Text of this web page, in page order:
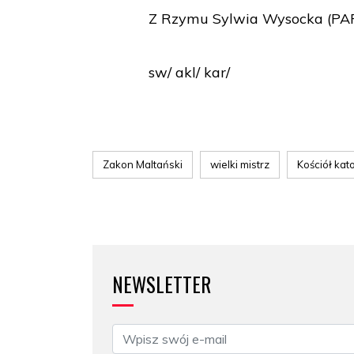
Z Rzymu Sylwia Wysocka
sw/ akl/ kar/
Zakon Maltański wielki mistrz Kościół
NEWSLETTER